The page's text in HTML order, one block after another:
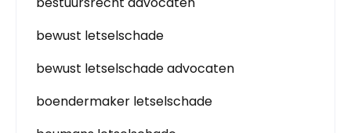
bewust letselschade
bewust letselschade advocaten
boendermaker letselschade